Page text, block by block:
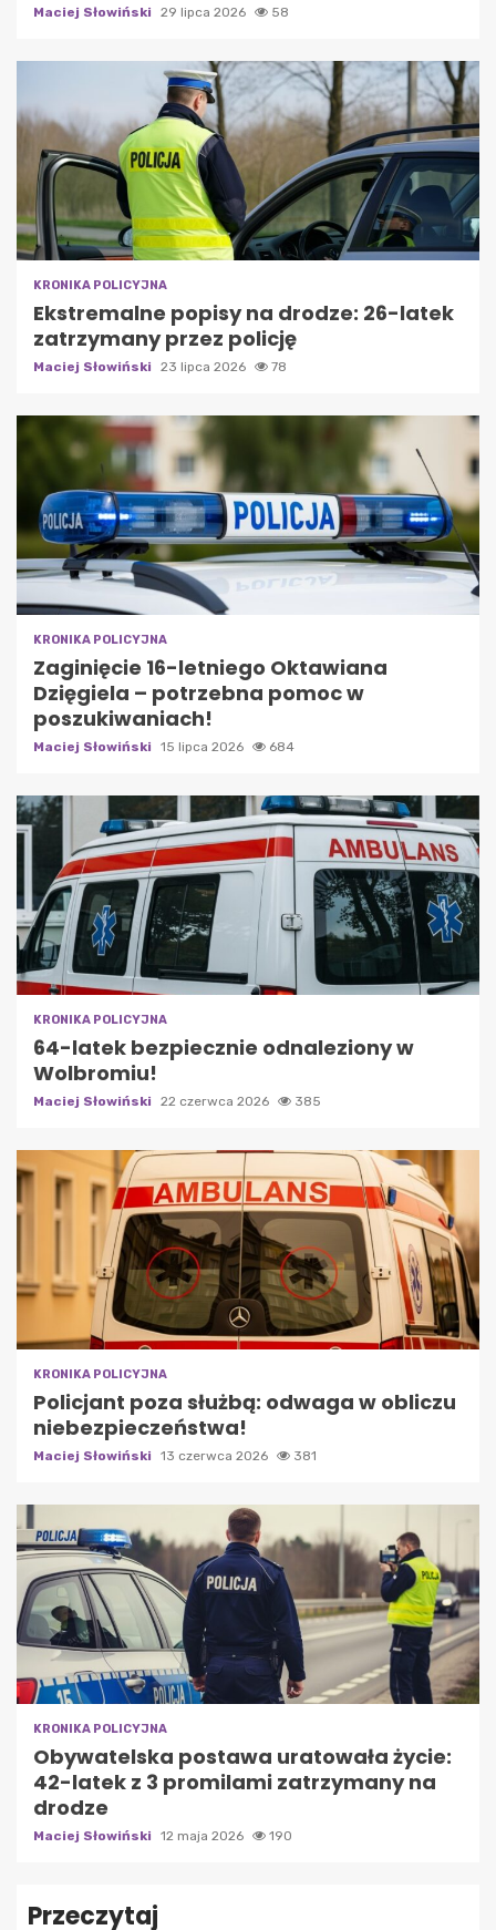
Maciej Słowiński 29 lipca 2026 58
KRONIKA POLICYJNA
Ekstremalne popisy na drodze: 26-latek
zatrzymany przez policję
Maciej Słowiński 23 lipca 2026 78
KRONIKA POLICYJNA
Zaginięcie 16-letniego Oktawiana
Dzięgiela – potrzebna pomoc w
poszukiwaniach!
Maciej Słowiński 15 lipca 2026 684
KRONIKA POLICYJNA
64-latek bezpiecznie odnaleziony w
Wolbromiu!
Maciej Słowiński 22 czerwca 2026 385
KRONIKA POLICYJNA
Policjant poza służbą: odwaga w obliczu
niebezpieczeństwa!
Maciej Słowiński 13 czerwca 2026 381
KRONIKA POLICYJNA
Obywatelska postawa uratowała życie:
42-latek z 3 promilami zatrzymany na
drodze
Maciej Słowiński 12 maja 2026 190
Przeczytaj